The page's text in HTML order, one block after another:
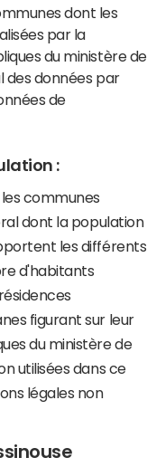
dont les
par la
du ministère de
des données par
de
:
communes
dont la population
les différents
d'habitants
figurant sur leur
du ministère de
utilisées dans ce
légales non